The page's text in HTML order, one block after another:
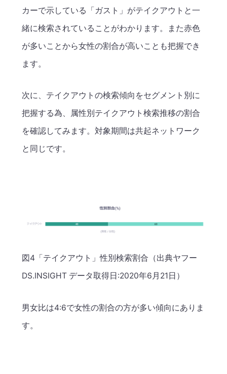
カーで示している「ガスト」がテイクアウトと一
緒に検索されていることがわかります。また赤色
が多いことから女性の割合が高いことも把握でき
ます。
次に、テイクアウトの検索傾向をセグメント別に
把握する為、属性別テイクアウト検索推移の割合
を確認してみます。対象期間は共起ネットワーク
と同じです。
図4「テイクアウト」性別検索割合（出典ヤフー
DS.INSIGHT データ取得日:2020年6月21日）
男女比は4:6で女性の割合の方が多い傾向にありま
す。